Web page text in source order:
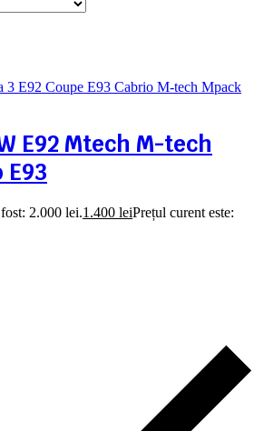
E92 Mtech M-tech
E93
2.000 lei.1.400 leiPrețul curent este: